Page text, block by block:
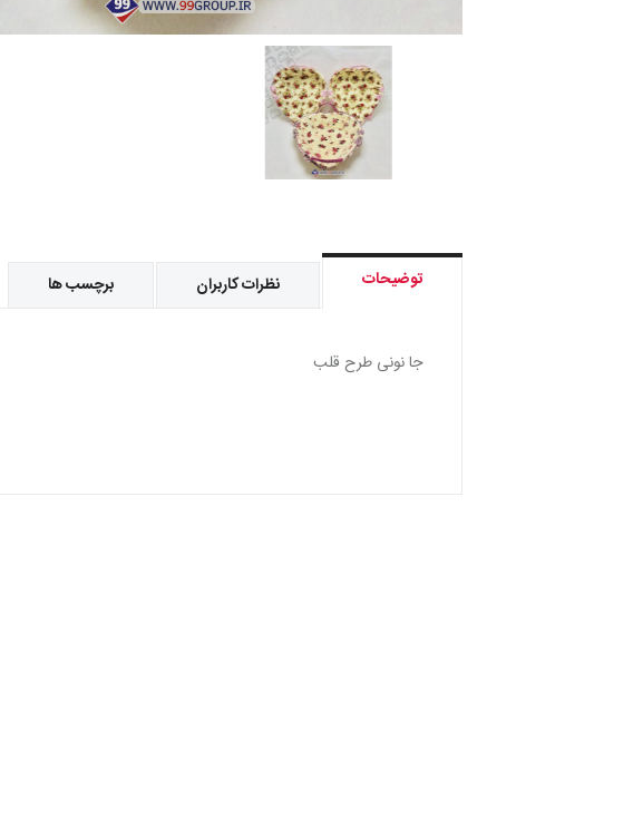
توضیحات نظرات کاربران برچسب ها
جا نونى طرح قلب